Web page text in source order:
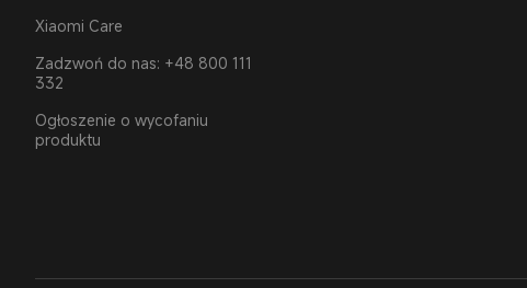
Xiaomi Care
Zadzwoń do nas: +48 800 111
332
Ogłoszenie o wycofaniu
produktu